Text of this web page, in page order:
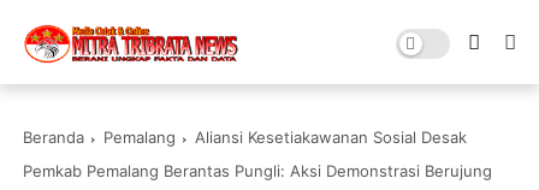
Beranda Pemalang
Aliansi Kesetiakawanan Sosial Desak
Pemkab Pemalang Berantas Pungli: Aksi Demonstrasi Berujung